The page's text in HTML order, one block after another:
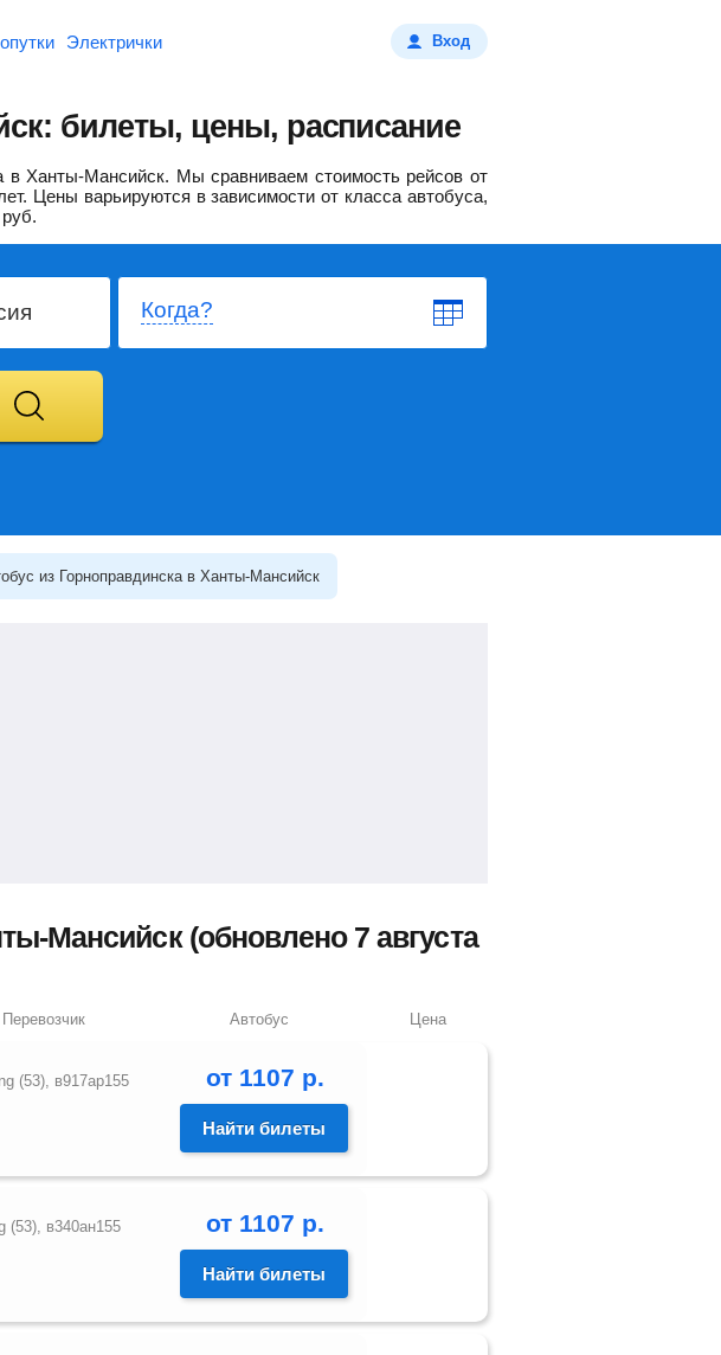
Электрички Вход
билеты, цены, расписание
в Ханты-Мансийск. Мы сравниваем стоимость рейсов от
Цены варьируются в зависимости от класса автобуса,
руб.
Когда?
из Горноправдинска в Ханты-Мансийск
Мансийск (обновлено 7 августа
Перевозчик Автобус Цена
(53), в917ар155 от 1107 р.
Найти билеты
(53), в340ан155 от 1107 р.
Найти билеты